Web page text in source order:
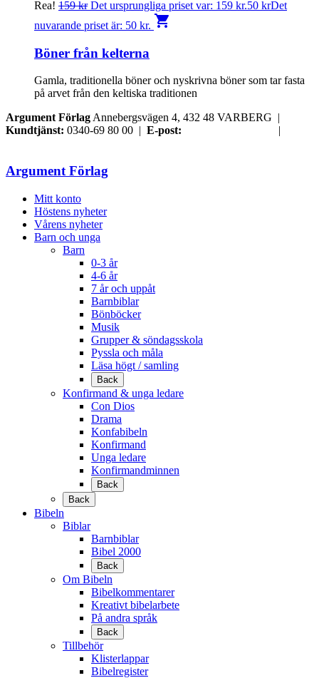
Rea! 159kr Det ursprungliga priset var: 159 kr.50 krDet
nuvarande priset är: 50 kr. shopping_cart
Böner från kelterna
Gamla, traditionella böner och nyskrivna böner som tar fasta
på arvet från den keltiska traditionen
Argument FörlagAnnebergsvägen 4, 432 48 VARBERG |
Kundtjänst: 0340-69 80 00 | E-post:
|
Argument Förlag
Mitt konto
Höstens nyheter
Vårens nyheter
Barn och unga
Barn
0-3 år
4-6 år
7 år och uppåt
Barnbiblar
Bönböcker
Musik
Grupper & söndagsskola
Pyssla och måla
Läsa högt / samling
Back
Konfirmand & unga ledare
Con Dios
Drama
Konfabibeln
Konfirmand
Unga ledare
Konfirmandminnen
Back
Back
Bibeln
Biblar
Barnbiblar
Bibel 2000
Back
Om Bibeln
Bibelkommentarer
Kreativt bibelarbete
På andra språk
Back
Tillbehör
Klisterlappar
Bibelregister